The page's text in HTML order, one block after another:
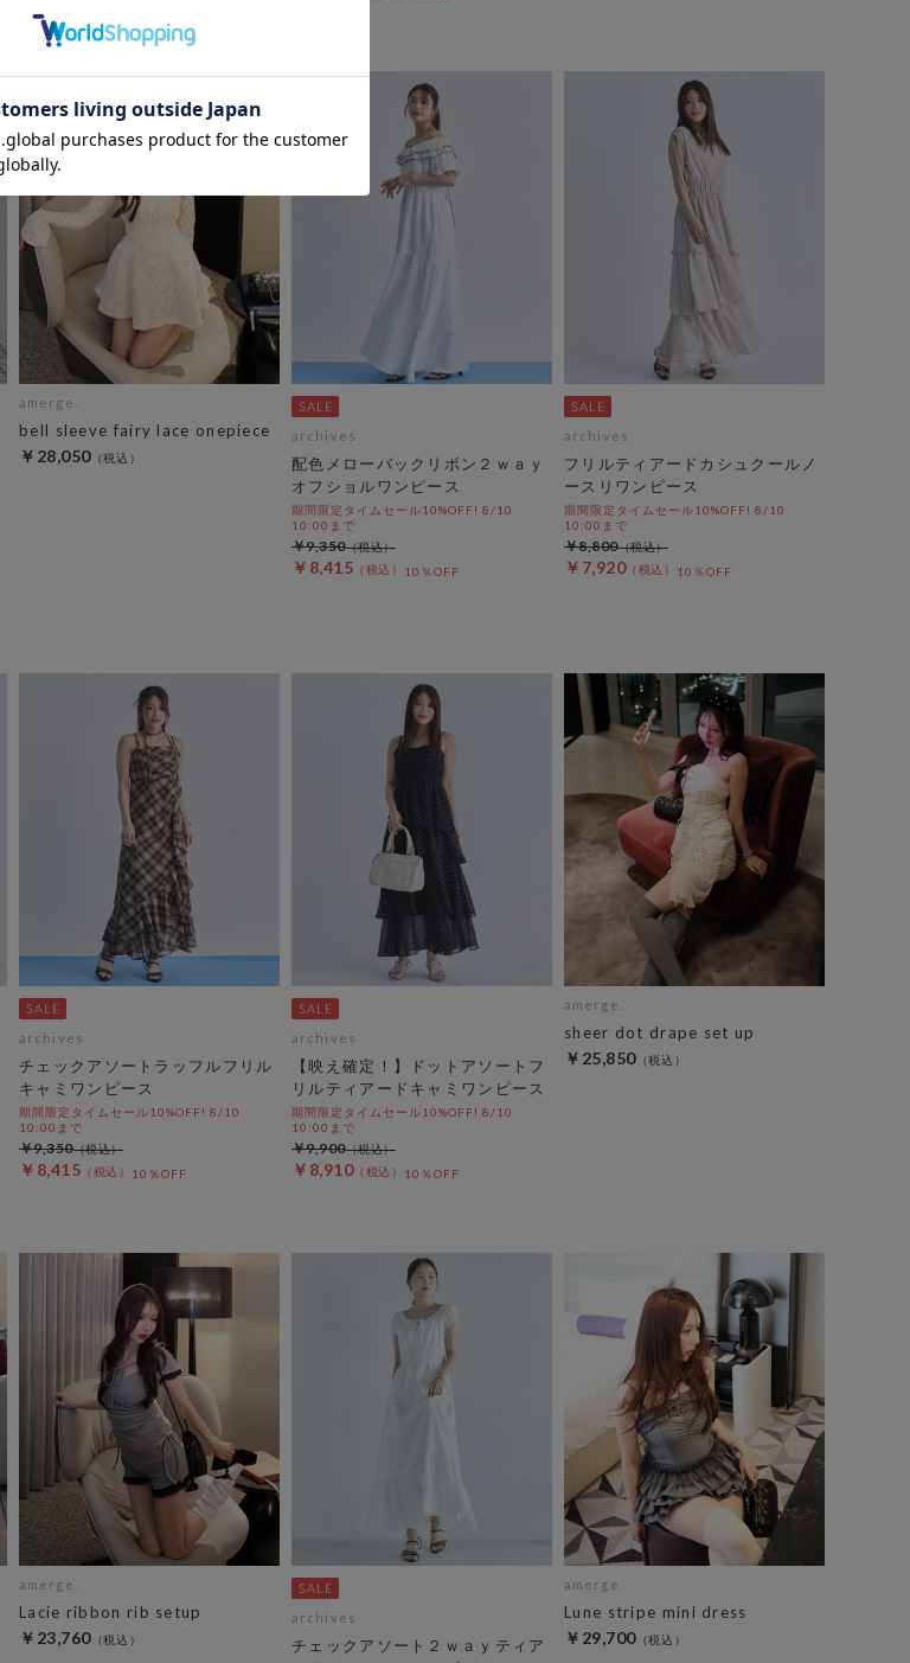
amerge.
bell sleeve fairy lace onepiece
￥28,050
archives
配色メローバックリボン２ｗａｙ
オフショルワンピース
期間限定タイムセール10%OFF! 8/10
10:00まで
￥8,415 10％OFF
￥9,350
archives
フリルティアードカシュクールノ
ースリワンピース
期間限定タイムセール10%OFF! 8/10
10:00まで
￥7,920 10％OFF
￥8,800
archives
チェックアソートラッフルフリル
キャミワンピース
期間限定タイムセール10%OFF! 8/10
10:00まで
￥8,415 10％OFF
￥9,350
archives
【映え確定！】ドットアソートフ
リルティアードキャミワンピース
期間限定タイムセール10%OFF! 8/10
10:00まで
￥8,910 10％OFF
￥9,900
amerge.
sheer dot drape set up
￥25,850
amerge.
Lacie ribbon rib setup
￥23,760
archives
チェックアソート２ｗａｙティア
amerge.
Lune stripe mini dress
￥29,700